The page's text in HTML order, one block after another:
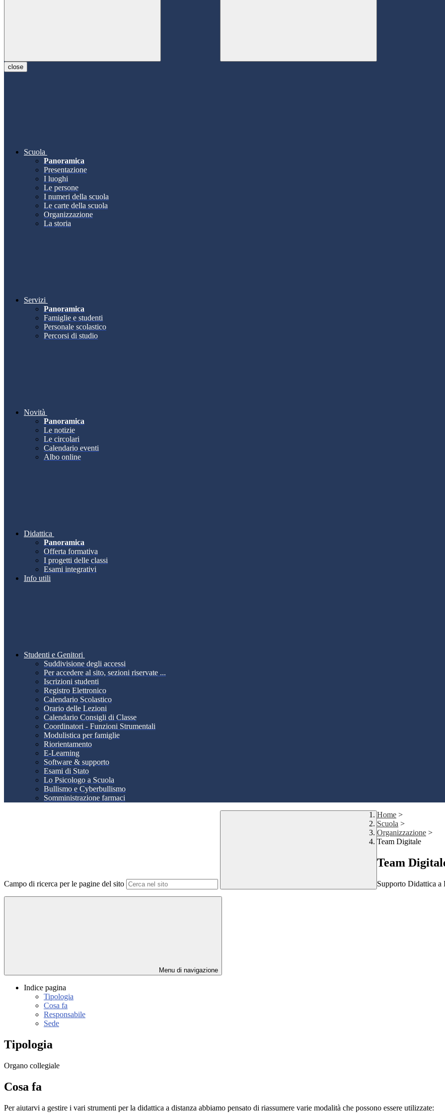
close
Scuola
Panoramica
Presentazione
I luoghi
Le persone
I numeri della scuola
Le carte della scuola
Organizzazione
La storia
Servizi
Panoramica
Famiglie e studenti
Personale scolastico
Percorsi di studio
Novità
Panoramica
Le notizie
Le circolari
Calendario eventi
Albo online
Didattica
Panoramica
Offerta formativa
I progetti delle classi
Esami integrativi
Info utili
Studenti e Genitori
Suddivisione degli accessi
Per accedere al sito, sezioni riservate ...
Iscrizioni studenti
Registro Elettronico
Calendario Scolastico
Orario delle Lezioni
Calendario Consigli di Classe
Coordinatori - Funzioni Strumentali
Modulistica per famiglie
Riorientamento
E-Learning
Software & supporto
Esami di Stato
Lo Psicologo a Scuola
Bullismo e Cyberbullismo
Somministrazione farmaci
Campo di ricerca per le pagine del sito
Home >
Scuola >
Organizzazione >
Team Digitale
Team
Supporto Didattica a
Menu di navigazione
Indice pagina
Tipologia
Cosa fa
Responsabile
Sede
Tipologia
Organo collegiale
Cosa fa
Per aiutarvi a gestire i vari strumenti per la didattica a distanza abbiamo pensato di riassumere varie modalità che possono essere utilizzate: